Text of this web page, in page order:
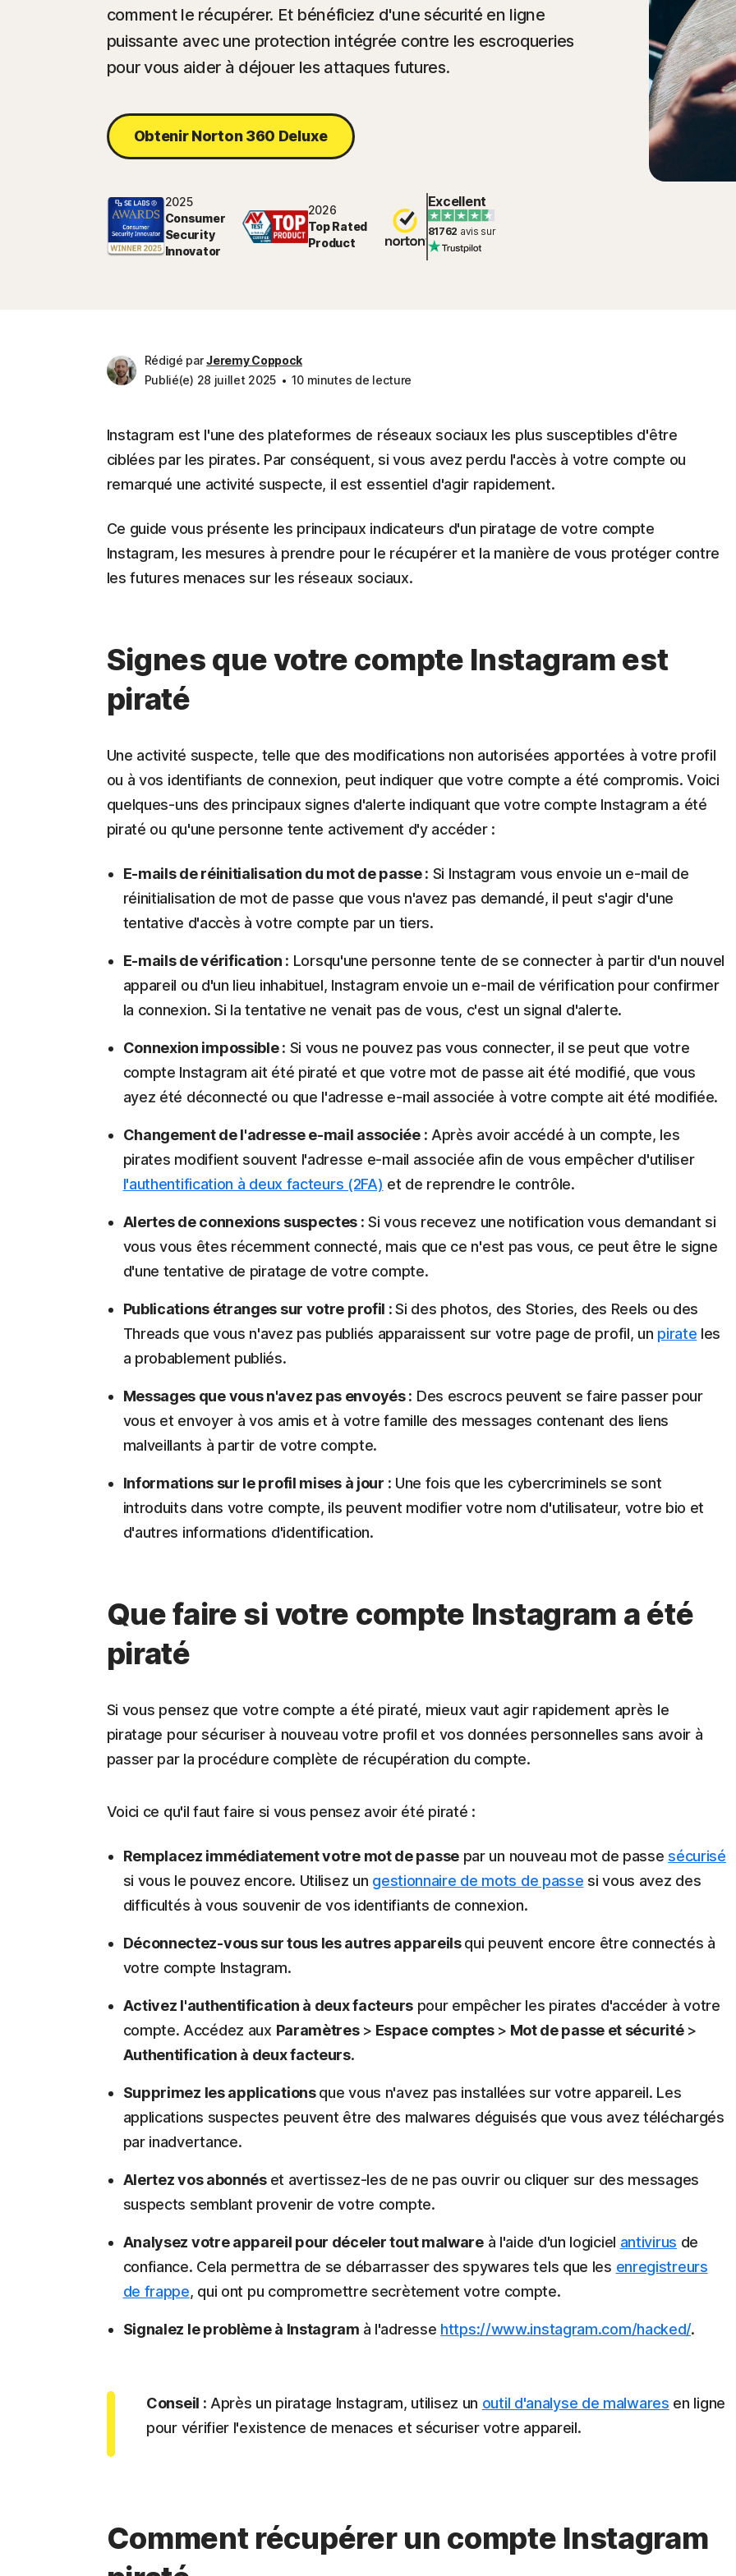
comment le récupérer. Et bénéficiez d'une sécurité en ligne
puissante avec une protection intégrée contre les escroqueries
pour vous aider à déjouer les attaques futures.
Obtenir Norton 360 Deluxe
2025
Consumer
Security
Innovator
2026
Top Rated
Product
Excellent
81762 avis sur
Rédigé parJeremy Coppock
Publié(e) 28 juillet 2025
10 minutes de lecture
Instagram est l'une des plateformes de réseaux sociaux les plus susceptibles d'être
ciblées par les pirates. Par conséquent, si vous avez perdu l'accès à votre compte ou
remarqué une activité suspecte, il est essentiel d'agir rapidement.
Ce guide vous présente les principaux indicateurs d'un piratage de votre compte
Instagram, les mesures à prendre pour le récupérer et la manière de vous protéger contre
les futures menaces sur les réseaux sociaux.
Signes que votre compte Instagram est
piraté
Une activité suspecte, telle que des modifications non autorisées apportées à votre profil
ou à vos identifiants de connexion, peut indiquer que votre compte a été compromis. Voici
quelques-uns des principaux signes d'alerte indiquant que votre compte Instagram a été
piraté ou qu'une personne tente activement d'y accéder :
E-mails de réinitialisation du mot de passe : Si Instagram vous envoie un e-mail de
réinitialisation de mot de passe que vous n'avez pas demandé, il peut s'agir d'une
tentative d'accès à votre compte par un tiers.
E-mails de vérification : Lorsqu'une personne tente de se connecter à partir d'un nouvel
appareil ou d'un lieu inhabituel, Instagram envoie un e-mail de vérification pour confirmer
la connexion. Si la tentative ne venait pas de vous, c'est un signal d'alerte.
Connexion impossible : Si vous ne pouvez pas vous connecter, il se peut que votre
compte Instagram ait été piraté et que votre mot de passe ait été modifié, que vous
ayez été déconnecté ou que l'adresse e-mail associée à votre compte ait été modifiée.
Changement de l'adresse e-mail associée : Après avoir accédé à un compte, les
pirates modifient souvent l'adresse e-mail associée afin de vous empêcher d'utiliser
l'authentification à deux facteurs (2FA) et de reprendre le contrôle.
Alertes de connexions suspectes : Si vous recevez une notification vous demandant si
vous vous êtes récemment connecté, mais que ce n'est pas vous, ce peut être le signe
d'une tentative de piratage de votre compte.
Publications étranges sur votre profil :Si des photos, des Stories, des Reels ou des
Threads que vous n'avez pas publiés apparaissent sur votre page de profil, un pirate les
a probablement publiés.
Messages que vous n'avez pas envoyés : Des escrocs peuvent se faire passer pour
vous et envoyer à vos amis et à votre famille des messages contenant des liens
malveillants à partir de votre compte.
Informations sur le profil mises à jour : Une fois que les cybercriminels se sont
introduits dans votre compte, ils peuvent modifier votre nom d'utilisateur, votre bio et
d'autres informations d'identification.
Que faire si votre compte Instagram a été
piraté
Si vous pensez que votre compte a été piraté, mieux vaut agir rapidement après le
piratage pour sécuriser à nouveau votre profil et vos données personnelles sans avoir à
passer par la procédure complète de récupération du compte.
Voici ce qu'il faut faire si vous pensez avoir été piraté :
Remplacez immédiatement votre mot de passepar un nouveau mot de passesécurisé
si vous le pouvez encore. Utilisez un gestionnaire de mots de passe si vous avez des
difficultés à vous souvenir de vos identifiants de connexion.
Déconnectez-vous sur tous les autres appareilsqui peuvent encore être connectés à
votre compte Instagram.
Activez l'authentification à deux facteurspour empêcher les pirates d'accéder à votre
compte. Accédez aux Paramètres > Espace comptes > Mot de passe et sécurité >
Authentification à deux facteurs.
Supprimez les applicationsque vous n'avez pas installées sur votre appareil. Les
applications suspectes peuvent être des malwares déguisés que vous avez téléchargés
par inadvertance.
Alertez vos abonnés et avertissez-les de ne pas ouvrir ou cliquer sur des messages
suspects semblant provenir de votre compte.
Analysez votre appareil pour déceler tout malwareà l'aide d'un logiciel antivirus de
confiance. Cela permettra de se débarrasser des spywares tels que les enregistreurs
de frappe, qui ont pu compromettre secrètement votre compte.
Signalez le problème à Instagram à l'adresse https://www.instagram.com/hacked/.
Conseil : Après un piratage Instagram, utilisez un outil d'analyse de malwares en ligne
pour vérifier l'existence de menaces et sécuriser votre appareil.
Comment récupérer un compte Instagram